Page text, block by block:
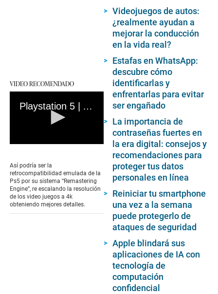
VIDEO RECOMENDADO
Playstation 5 | Así luciría la retrocompatiblidad con PlayStation 1
of
1
minute,
43
seconds
Así podría ser la
retrocompatibilidad emulada de la
Ps5 por su sistema “Remastering
Engine”, re escalando la resolución
de los video juegos a 4k
obteniendo mejores detalles.
Videojuegos de autos:
¿realmente ayudan a
mejorar la conducción
en la vida real?
Estafas en WhatsApp:
descubre cómo
identificarlas y
enfrentarlas para evitar
ser engañado
La importancia de
contraseñas fuertes en
la era digital: consejos y
recomendaciones para
proteger tus datos
personales en línea
Reiniciar tu smartphone
una vez a la semana
puede protegerlo de
ataques de seguridad
Apple blindará sus
aplicaciones de IA con
tecnología de
computación
confidencial